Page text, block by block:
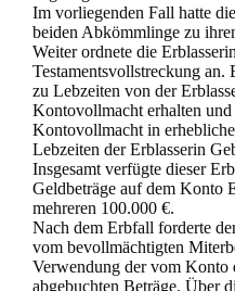
Im vorliegenden Fall hatte
beiden Abkömmlinge zu
Weiter ordnete die
Testamentsvollstreckung an.
zu Lebzeiten von der
Kontovollmacht erhalten
Kontovollmacht in
Lebzeiten der Erblasserin
Insgesamt verfügte dieser
Geldbeträge auf dem Konto
mehreren 100.000 €.
Nach dem Erbfall forderte
vom bevollmächtigten
Verwendung der vom Konto
abgebuchten Beträge. Über